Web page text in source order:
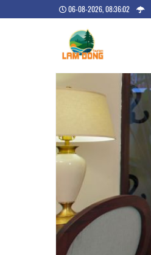
06-08-2026, 08:36:03